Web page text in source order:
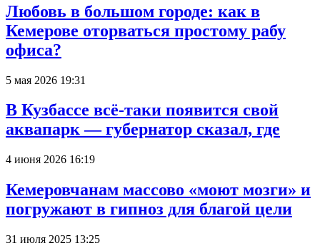
Любовь в большом городе: как в
Кемерове оторваться простому рабу
офиса?
5 мая 2026 19:31
В Кузбассе всё-таки появится свой
аквапарк — губернатор сказал, где
4 июня 2026 16:19
Кемеровчанам массово «моют мозги» и
погружают в гипноз для благой цели
31 июля 2025 13:25